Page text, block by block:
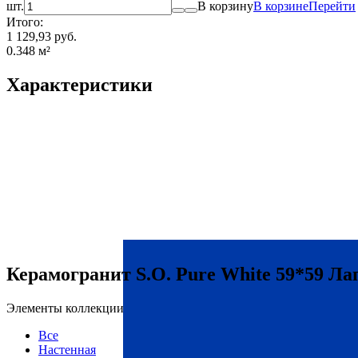
шт.
В корзинуВ корзинеПерейти
Итого:
1 129,93 руб.
0.348 м²
Характеристики
Керамогранит S.O. Pure White 59*59
Элементы коллекции
Все
Настенная